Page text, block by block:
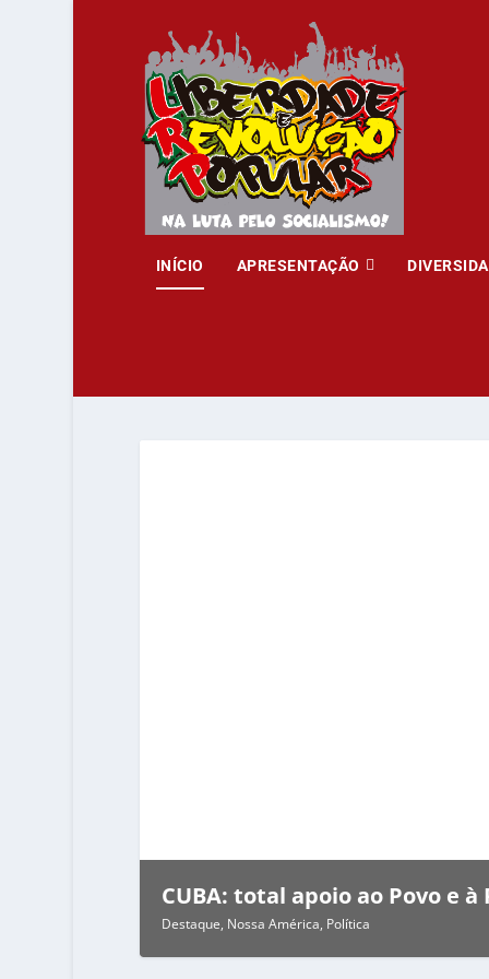
INÍCIO APRESENTAÇÃO
CUBA: total apoio ao Povo e à
Destaque, Nossa América, Política